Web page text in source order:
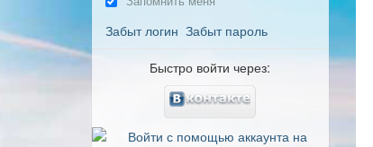
Забыт логин Забыт пароль
Быстро войти через: